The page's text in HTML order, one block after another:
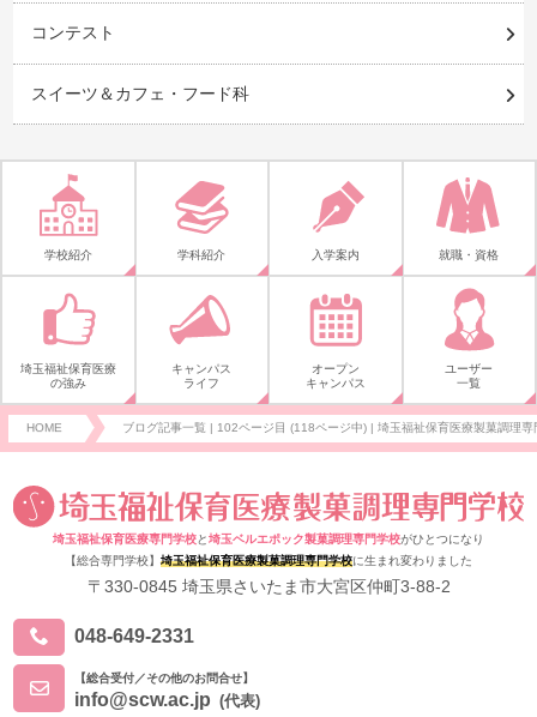
コンテスト
スイーツ＆カフェ・フード科
学校紹介 学科紹介 入学案内 就職・資格
埼玉福祉保育医療
の強み
キャンパス
ライフ
オープン
キャンパス
ユーザー
一覧
HOME ブログ記事一覧 | 102ページ目 (118ページ中) | 埼玉福祉保育医療製菓調理専
埼玉福祉保育医療専門学校と埼玉ベルエポック製菓調理専門学校がひとつになり
【総合専門学校】 埼玉福祉保育医療製菓調理専門学校に生まれ変わりました
〒330-0845 埼玉県さいたま市大宮区仲町3-88-2
048-649-2331
【総合受付／その他のお問合せ】
info@scw.ac.jp (代表)